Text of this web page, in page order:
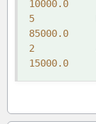
10000.0
5
85000.0
2
15000.0